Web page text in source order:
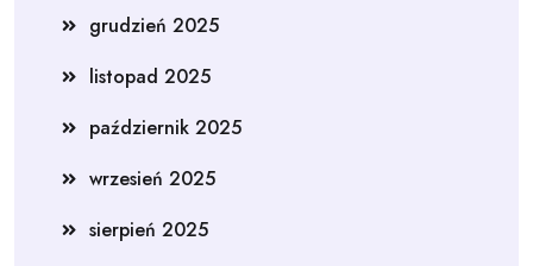
grudzień 2025
listopad 2025
październik 2025
wrzesień 2025
sierpień 2025